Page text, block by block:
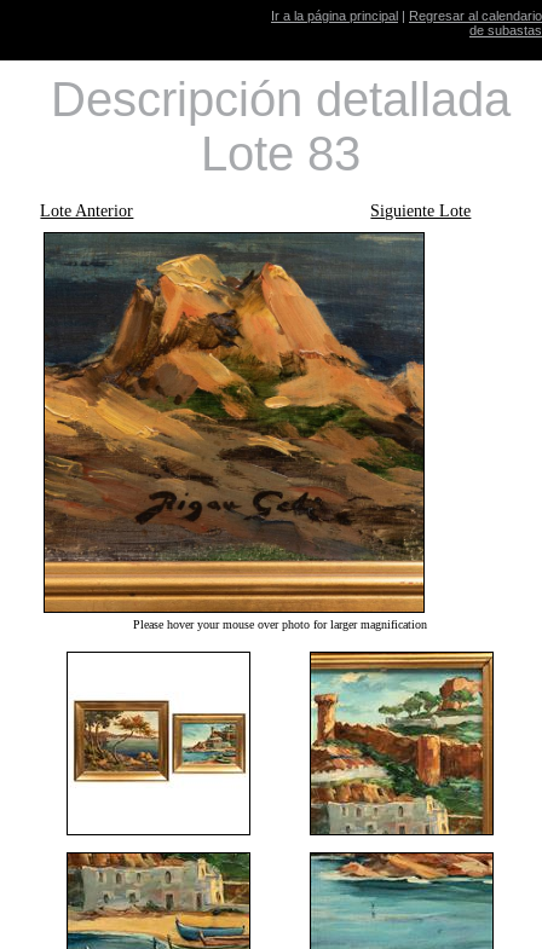
Ir a la página principal | Regresar al calendario
de subastas
Descripción detallada
Lote 83
Lote Anterior Siguiente Lote
Please hover your mouse over photo for larger magnification